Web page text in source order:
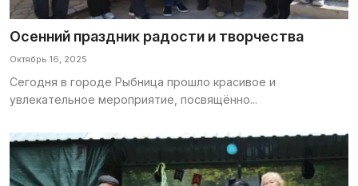
Осенний праздник радости и творчества
Октябрь 16, 2025
Сегодня в городе Рыбница прошло красивое и
увлекательное мероприятие, посвящённо...